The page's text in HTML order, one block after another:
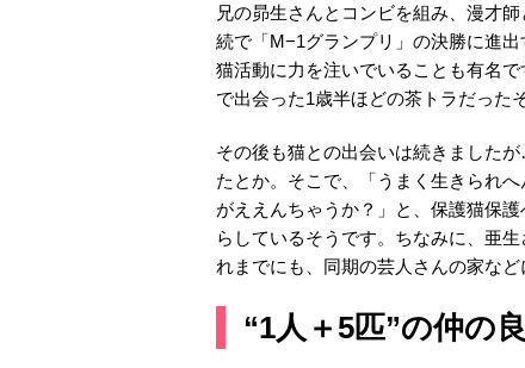
兄の昴生さんとコンビを組み、漫才
続で「M−1グランプリ」の決勝に進
猫活動に力を注いでいることも有名
で出会った1歳半ほどの茶トラだったそ
その後も猫との出会いは続きました
たとか。そこで、「うまく生きられ
がええんちゃうか？」と、保護猫保
らしているそうです。ちなみに、亜
れまでにも、同期の芸人さんの家な
“1人＋5匹”の仲の